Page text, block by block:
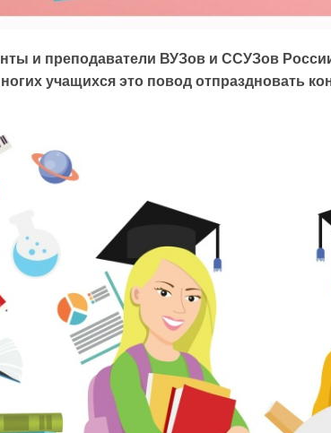
и преподаватели ВУЗов и ССУЗов
учащихся это повод отпраздновать